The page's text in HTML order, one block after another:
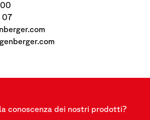
07
conoscenza dei nostri prodotti?